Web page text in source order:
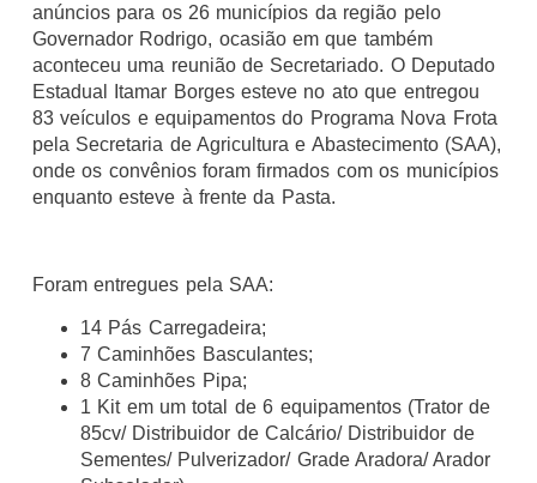
anúncios para os 26 municípios da região pelo
Governador Rodrigo, ocasião em que também
aconteceu uma reunião de Secretariado. O Deputado
Estadual Itamar Borges esteve no ato que entregou
83 veículos e equipamentos do Programa Nova Frota
pela Secretaria de Agricultura e Abastecimento (SAA),
onde os convênios foram firmados com os municípios
enquanto esteve à frente da Pasta.
Foram entregues pela SAA:
14 Pás Carregadeira;
7 Caminhões Basculantes;
8 Caminhões Pipa;
1 Kit em um total de 6 equipamentos (Trator de
85cv/ Distribuidor de Calcário/ Distribuidor de
Sementes/ Pulverizador/ Grade Aradora/ Arador